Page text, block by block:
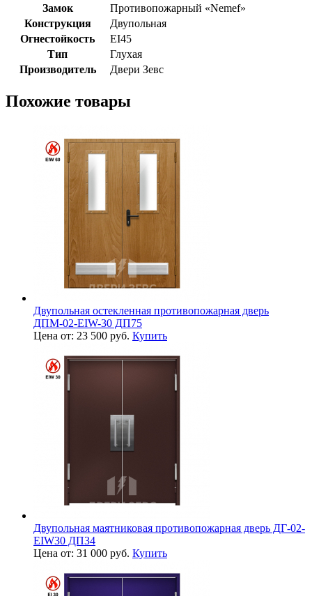
Замок
Противопожарный «Nemef»
Конструкция
Двупольная
Огнестойкость
EI45
Тип
Глухая
Производитель
Двери Зевс
Похожие товары
Двупольная остекленная противопожарная дверь
ДПМ-02-EIW-30 ДП75
Цена от: 23 500 руб. Купить
Двупольная маятниковая противопожарная дверь ДГ-02-
EIW30 ДП34
Цена от: 31 000 руб. Купить